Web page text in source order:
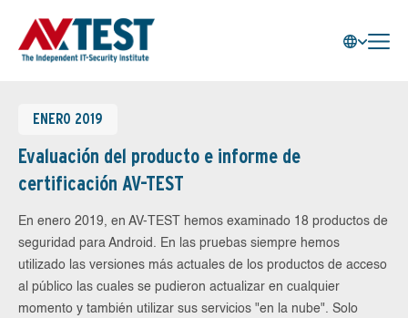
ENERO 2019
Evaluación del producto e informe de
certificación AV-TEST
En enero 2019, en AV-TEST hemos examinado 18 productos de
seguridad para Android. En las pruebas siempre hemos
utilizado las versiones más actuales de los productos de acceso
al público las cuales se pudieron actualizar en cualquier
momento y también utilizar sus servicios "en la nube". Solo